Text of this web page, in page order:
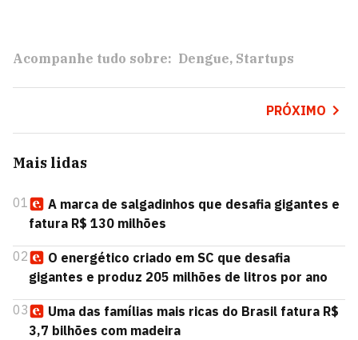
Acompanhe tudo sobre: Dengue Startups
PRÓXIMO
Mais lidas
01
A marca de salgadinhos que desafia gigantes e
fatura R$ 130 milhões
02
O energético criado em SC que desafia
gigantes e produz 205 milhões de litros por ano
03
Uma das famílias mais ricas do Brasil fatura R$
3,7 bilhões com madeira